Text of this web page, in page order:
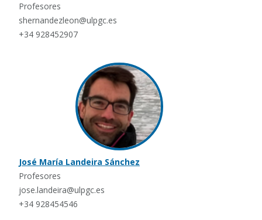
Profesores
shernandezleon@ulpgc.es
+34 928452907
José María Landeira Sánchez
Profesores
jose.landeira@ulpgc.es
+34 928454546